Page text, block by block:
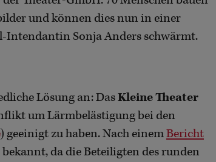
und können dies nun in einer
Intendantin Sonja Anders schwärmt.
Lösung an: DasKleine Theater
um Lärmbelästigung bei den
) geeinigt zu haben. Nach einemBericht
da die Beteiligten des runden